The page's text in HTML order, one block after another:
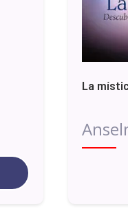
La